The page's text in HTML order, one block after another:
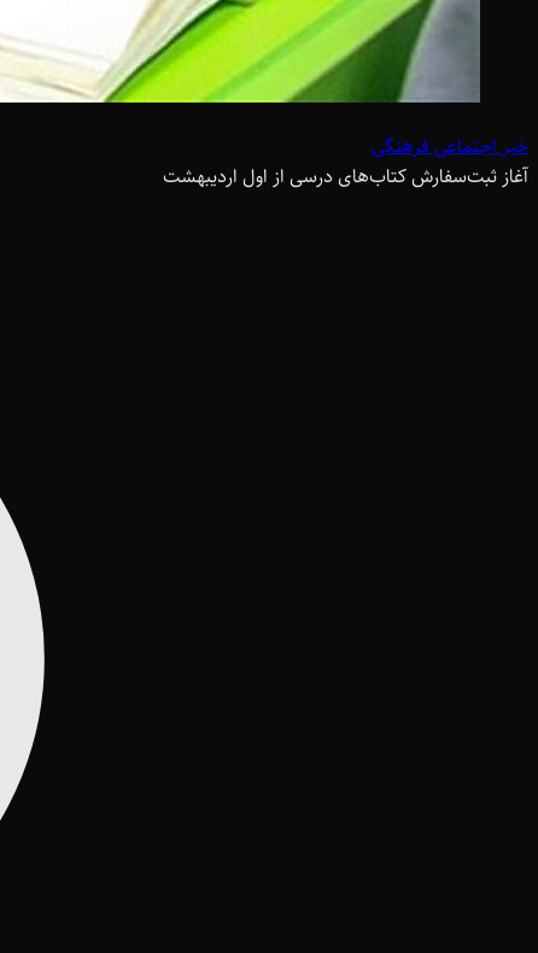
خبر اجتماعی فرهنگی
آغاز ثبت‌سفارش کتاب‌های درسی از اول اردیبهشت